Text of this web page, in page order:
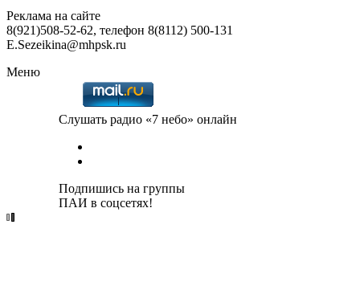
Реклама на сайте
8(921)508-52-62, телефон 8(8112) 500-131
E.Sezeikina@mhpsk.ru
Меню
Слушать радио «7 небо» онлайн
Подпишись на группы
ПАИ в соцсетях!